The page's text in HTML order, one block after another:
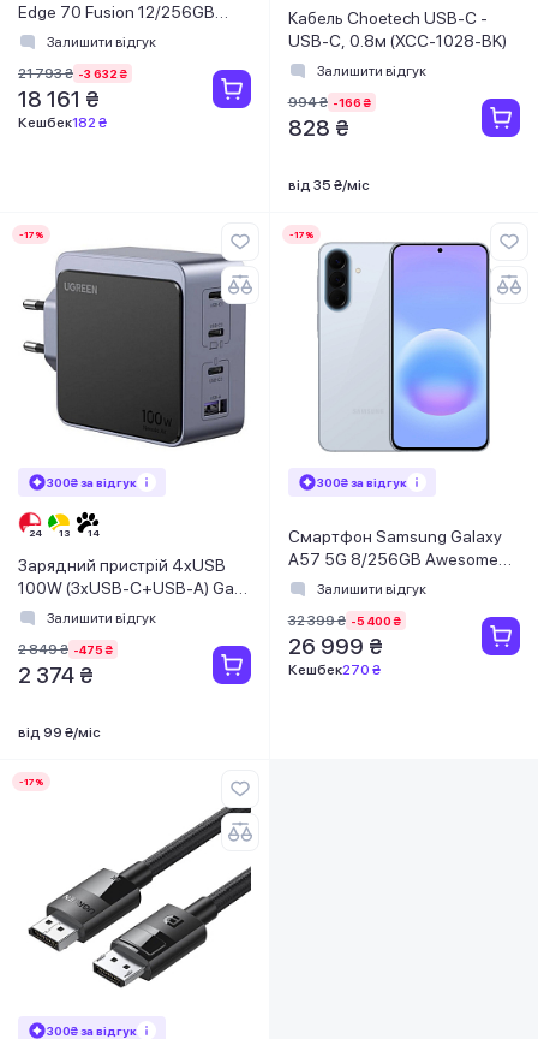
Edge 70 Fusion 12/256GB
Silhouette (PBBE0042UA)
Залишити відгук
21 793 ₴ -3 632 ₴
18 161 ₴
Кешбек182 ₴
Кабель Choetech USB-C -
USB-C, 0.8м (XCC-1028-BK)
Залишити відгук
994 ₴ -166 ₴
828 ₴
від 35 ₴/міс
-17%
300₴ за відгук
Зарядний пристрій 4xUSB
100W (3xUSB-C+USB-A) Gan
Nexode Fast Charger Сірий
Залишити відгук
2 849 ₴ -475 ₴
2 374 ₴
від 99 ₴/міс
-17%
300₴ за відгук
Смартфон Samsung Galaxy
A57 5G 8/256GB Awesome
Icyblue (SM-A576BLBDEUC)
Залишити відгук
32 399 ₴ -5 400 ₴
26 999 ₴
Кешбек270 ₴
-17%
300₴ за відгук